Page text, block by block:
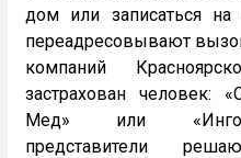
дом или записаться на
переадресовывают
компаний
застрахован
Мед» или
представители